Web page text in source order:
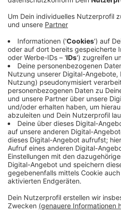
In Eschweiler gibt es rund 250
Schwimmabzeichen im
Schulschwimmwochen. Knapp
dritten bis fünften Klassen
intensiv im Freibad Dürwiß
gelernt. Neben dem
auch das Bronze-, Silber- oder
geschafft.
Die Schulschwimmwochen hat
Aachen mit dem
Kommunen hier bei uns ins
Kommunen machen mit - bis
und Simmerath. Dort ist der
groß, heißt es.
Anzeige